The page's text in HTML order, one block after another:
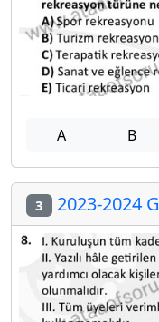
A B
3 2023-2024